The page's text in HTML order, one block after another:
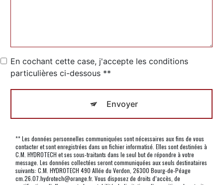
En cochant cette case, j'accepte les conditions
particulières ci-dessous **
Envoyer
** Les données personnelles communiquées sont nécessaires aux fins de vous
contacter et sont enregistrées dans un fichier informatisé. Elles sont destinées à
C.M. HYDROTECH et ses sous-traitants dans le seul but de répondre à votre
message. Les données collectées seront communiquées aux seuls destinataires
suivants: C.M. HYDROTECH 490 Allée du Verdon, 26300 Bourg-de-Péage
cm.26.07.hydrotech@orange.fr. Vous disposez de droits d’accès, de